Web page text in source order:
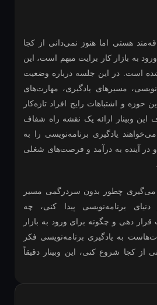
هستی اما هنوز نمی‌دانی از کجا
به بازار کار برایت مبهم است، این
است. در این جلسه درباره وضعیت
مسیرهای یادگیری، مهارت‌های
حوزه و اشتباهات رایج افراد تازه‌کار
وبینار ارائه یک نقشه راه شفاف
یادگیری برنامه‌نویسی را به
در آینده به درآمد و فرصت‌های شغلی
می‌گیری چطور بدون سردرگمی مسیر
برنامه‌نویسی پیدا کنی، چه
قرار دهی و چگونه برای ورود به بازار
به یادگیری برنامه‌نویسی فکر
از کجا شروع کنی، این وبینار دقیقاً